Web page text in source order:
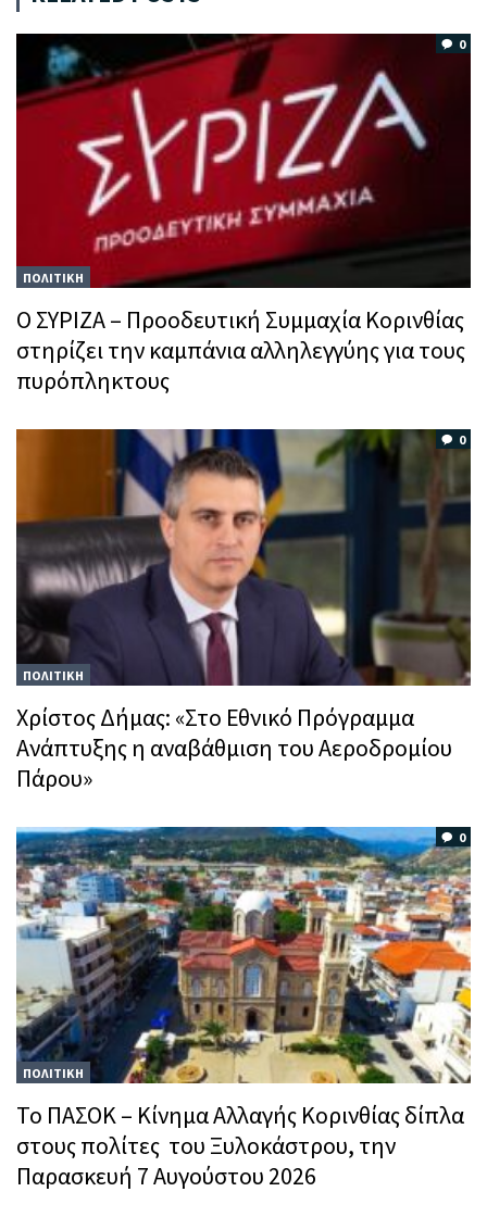
0
ΠΟΛΙΤΙΚΗ
Ο ΣΥΡΙΖΑ – Προοδευτική Συμμαχία Κορινθίας
στηρίζει την καμπάνια αλληλεγγύης για τους
πυρόπληκτους
0
ΠΟΛΙΤΙΚΗ
Χρίστος Δήμας: «Στο Εθνικό Πρόγραμμα
Ανάπτυξης η αναβάθμιση του Αεροδρομίου
Πάρου»
0
ΠΟΛΙΤΙΚΗ
Το ΠΑΣΟΚ – Κίνημα Αλλαγής Κορινθίας δίπλα
στους πολίτες του Ξυλοκάστρου, την
Παρασκευή 7 Αυγούστου 2026